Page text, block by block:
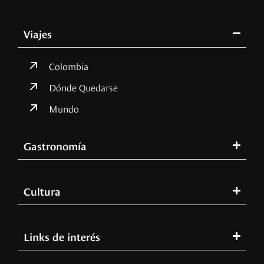
Viajes
Colombia
Dónde Quedarse
Mundo
Gastronomía
Cultura
Links de interés